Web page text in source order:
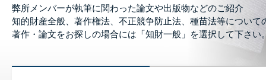
弊所メンバーが執筆に関わった論文や出版物などのご紹介
知的財産全般、著作権法、不正競争防止法、種苗法等について
著作・論文をお探しの場合には「知財一般」を選択して下さい